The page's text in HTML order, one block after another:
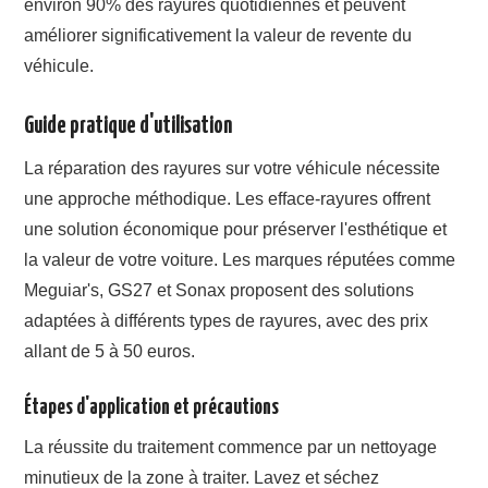
environ 90% des rayures quotidiennes et peuvent
améliorer significativement la valeur de revente du
véhicule.
Guide pratique d'utilisation
La réparation des rayures sur votre véhicule nécessite
une approche méthodique. Les efface-rayures offrent
une solution économique pour préserver l'esthétique et
la valeur de votre voiture. Les marques réputées comme
Meguiar's, GS27 et Sonax proposent des solutions
adaptées à différents types de rayures, avec des prix
allant de 5 à 50 euros.
Étapes d'application et précautions
La réussite du traitement commence par un nettoyage
minutieux de la zone à traiter. Lavez et séchez